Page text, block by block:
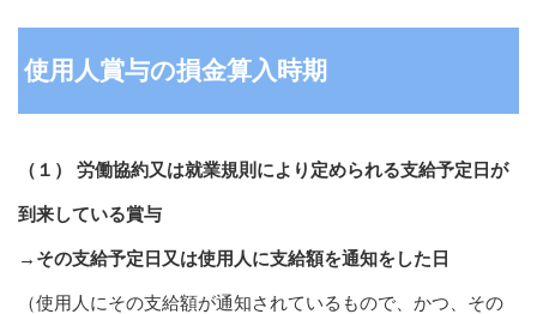
使用人賞与の損金算入時期
（１） 労働協約又は就業規則により定められる支給予定日が
到来している賞与
→その支給予定日又は使用人に支給額を通知をした日
（使用人にその支給額が通知されているもので、かつ、その